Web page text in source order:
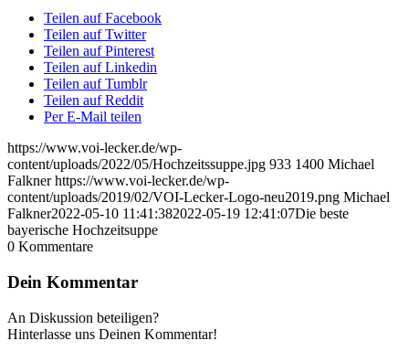
Teilen auf Facebook
Teilen auf Twitter
Teilen auf Pinterest
Teilen auf Linkedin
Teilen auf Tumblr
Teilen auf Reddit
Per E-Mail teilen
https://www.voi-lecker.de/wp-
content/uploads/2022/05/Hochzeitssuppe.jpg 933 1400 Michael
Falkner https://www.voi-lecker.de/wp-
content/uploads/2019/02/VOI-Lecker-Logo-neu2019.png Michael
Falkner2022-05-10 11:41:382022-05-19 12:41:07Die beste
bayerische Hochzeitsuppe
0 Kommentare
Dein Kommentar
An Diskussion beteiligen?
Hinterlasse uns Deinen Kommentar!